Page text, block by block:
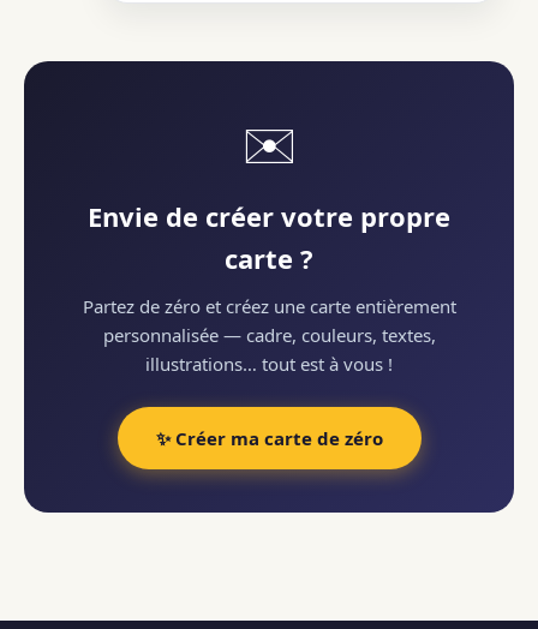
✉️
Envie de créer votre propre
carte ?
Partez de zéro et créez une carte entièrement
personnalisée — cadre, couleurs, textes,
illustrations… tout est à vous !
✨ Créer ma carte de zéro